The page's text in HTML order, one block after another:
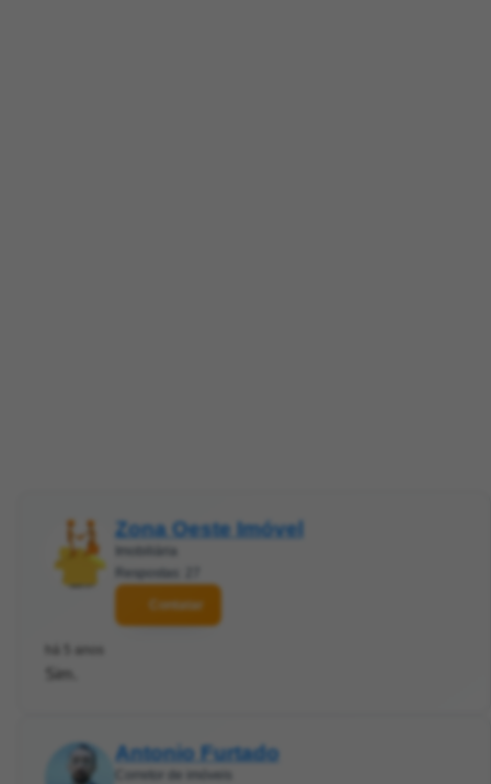
Zona Oeste Imóvel
Imobiliária
Respostas: 27
Contatar
há 5 anos
Sim.
Antonio Furtado
Corretor de imóveis